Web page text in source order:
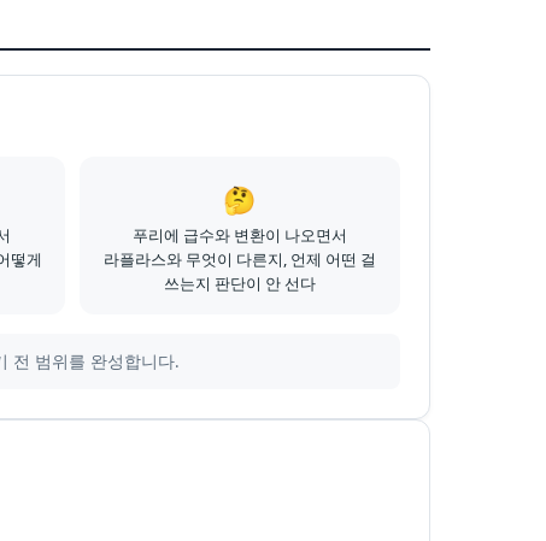
떻게
🤔
푸리에 급수와 변환이 나오면서
라플라스와 무엇이 다른지, 언제 어떤 걸
쓰는지 판단이 안 선다
전 범위를 완성합니다.